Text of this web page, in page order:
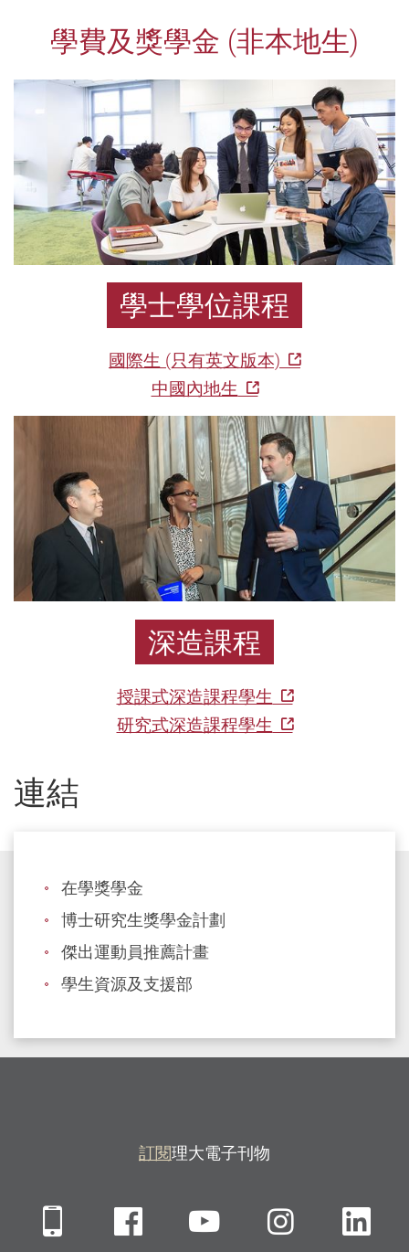
劃
資
格,
學
獎
金
港
多
種
許
學費及獎學金 (非本地生)
學士學位課程
國際生 (只有英文版本)
中國內地生
深造課程
授課式深造課程學生
研究式深造課程學生
連結
在學獎學金
博士研究生獎學金計劃
傑出運動員推薦計畫
學生資源及支援部
訂閱理大電子刊物
Mobile FacebookYouTube